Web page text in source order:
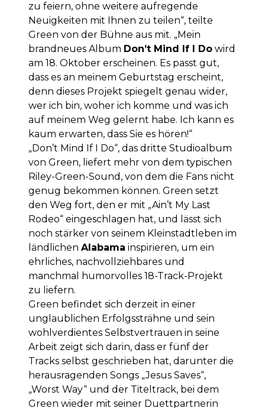
zu feiern, ohne weitere aufregende
Neuigkeiten mit Ihnen zu teilen“, teilte
Green von der Bühne aus mit. „Mein
brandneues Album Don’t Mind If I Do wird
am 18. Oktober erscheinen. Es passt gut,
dass es an meinem Geburtstag erscheint,
denn dieses Projekt spiegelt genau wider,
wer ich bin, woher ich komme und was ich
auf meinem Weg gelernt habe. Ich kann es
kaum erwarten, dass Sie es hören!“
„Don’t Mind If I Do“, das dritte Studioalbum
von Green, liefert mehr von dem typischen
Riley-Green-Sound, von dem die Fans nicht
genug bekommen können. Green setzt
den Weg fort, den er mit „Ain’t My Last
Rodeo“ eingeschlagen hat, und lässt sich
noch stärker von seinem Kleinstadtleben im
ländlichen Alabama inspirieren, um ein
ehrliches, nachvollziehbares und
manchmal humorvolles 18-Track-Projekt
zu liefern.
Green befindet sich derzeit in einer
unglaublichen Erfolgssträhne und sein
wohlverdientes Selbstvertrauen in seine
Arbeit zeigt sich darin, dass er fünf der
Tracks selbst geschrieben hat, darunter die
herausragenden Songs „Jesus Saves“,
„Worst Way“ und der Titeltrack, bei dem
Green wieder mit seiner Duettpartnerin